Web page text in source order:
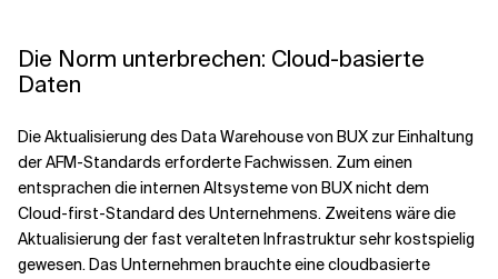
Die Norm unterbrechen: Cloud-basierte
Daten
Die Aktualisierung des Data Warehouse von BUX zur Einhaltung
der AFM-Standards erforderte Fachwissen. Zum einen
entsprachen die internen Altsysteme von BUX nicht dem
Cloud-first-Standard des Unternehmens. Zweitens wäre die
Aktualisierung der fast veralteten Infrastruktur sehr kostspielig
gewesen. Das Unternehmen brauchte eine cloudbasierte